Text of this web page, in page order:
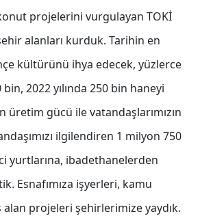
projelerini vurgulayan TOKİ
alanları kurduk. Tarihin en
kültürünü ihya edecek, yüzlerce
2022 yılında 250 bin haneyi
üretim gücü ile vatandaşlarımızın
ilgilendiren 1 milyon 750
yurtlarına, ibadethanelerden
Esnafımıza işyerleri, kamu
alan projeleri şehirlerimize yaydık.